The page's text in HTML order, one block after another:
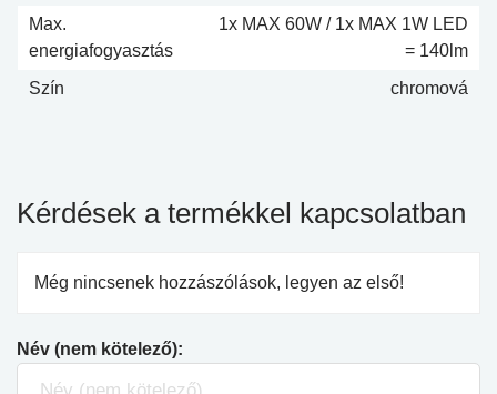
Max.
energiafogyasztás
1x MAX 60W / 1x MAX 1W LED
= 140lm
Szín
chromová
Kérdések a termékkel kapcsolatban
Még nincsenek hozzászólások, legyen az első!
Név (nem kötelező):